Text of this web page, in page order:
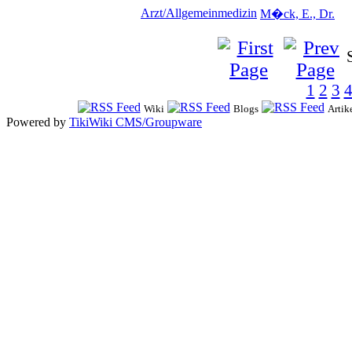
Arzt/Allgemeinmedizin M�ck, E., Dr.
1 2 3 4
Wiki Blogs
Powered by TikiWiki CMS/Groupware